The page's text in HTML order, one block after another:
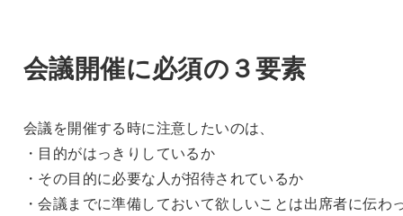
会議開催に必須の３要素
会議を開催する時に注意したいのは、
・目的がはっきりしているか
・その目的に必要な人が招待されているか
・会議までに準備しておいて欲しいことは出席者に伝わ